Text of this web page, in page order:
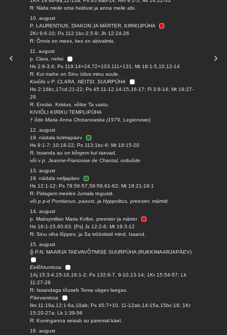
R: Näita meile oma heldust ja anna meile abi.
10. august
P. LAURENTIUS, DIAKON JA MÄRTER, KIRIKUPÜHA
2Kr 9:6-10; Ps 112:1bc-2,5-9; Jh 12:24-26
R: Õnnis on mees, kes on abivalmis.
11. august
p. Clara, neitsi
Hs 2:8-3:4; Ps 119:14+24,72+103,111+131; Mt 18:1-5,10,12-14
R: Kui mahe on Sinu ütlus minu suule.
Kiviõlis v P. CLARA, NEITSI. SUURPÜHA
Ho 2:16bc,17cd,21-22; Ps 45:11-12,14-15,16-17; Fl 3:8-14; Mt 19:27-
29
R: Ennäe, Kristus, võtke Ta vastu.
KIVIÕLI KIRIKU TEMPLIPÜHA
† õde Maria Anna Chrzanowska (1979, Legionowo)
12. august
19. nädala kolmapäev
Hs 9:1-7; 10:18-22; Ps 113:1bc-6; Mt 18:15-20
R: Issanda au on kõrgem kui taevad.
või v p. Jeanne-Francoise de Chantal, orduõde
13. august
19. nädala neljapäev
Hs 12:1-12; Ps 78:56-57,58-59,61-62; Mt 18:21-19:1
R: Pidagem meeles Jumala tegusid.
või p p-d Pontianus, paavst, ja Hyppolitus, preester, märtrid
14. august
p. Maksymilian Maria Kolbe, preester ja märter
Hs 16:1-15,60,63; [Ps] Js 12:2-6; Mt 19:3-12
R: Sinu viha lõppes, ja Sa trööstisid mind, Issand.
15. august
╬ P.N. MAARJA TAEVAVÕTMISE SUURPÜHA (RUKKIMAARJAPÄEV)
Eelõhtumissa
1Aj 15:3-4,15-16,16:1-2; Ps 132:6-7, 9-10,13-14; 1Kr 15:54-57; Lk
11:27-28
R: Issandaga tõuseb Tema vägev laegas.
Päevamissa
Ilm 11:19a,12:1-6a,10ab; Ps 45:7+10, 11-12ab,14-15a,15bc-16; 1Kr
15:20-27a; Lk 1:39-56
R: Kuninganna seisab su paremal käel.
16. august